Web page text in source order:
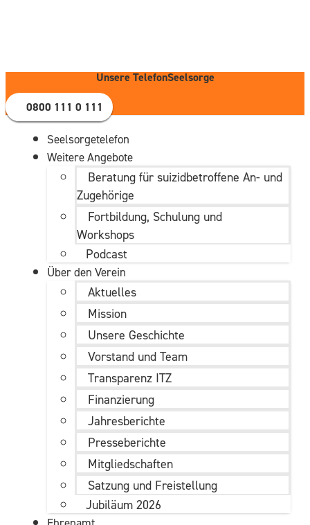
Unsere TelefonSeelsorge
0800 111 0 111
Seelsorgetelefon
Weitere Angebote
Beratung für suizidbetroffene An- und
Zugehörige
Fortbildung, Schulung und
Workshops
Podcast
Über den Verein
Aktuelles
Mission
Unsere Geschichte
Vorstand und Team
Transparenz ITZ
Finanzierung
Jahresberichte
Presseberichte
Mitgliedschaften
Satzung und Freistellung
Jubiläum 2026